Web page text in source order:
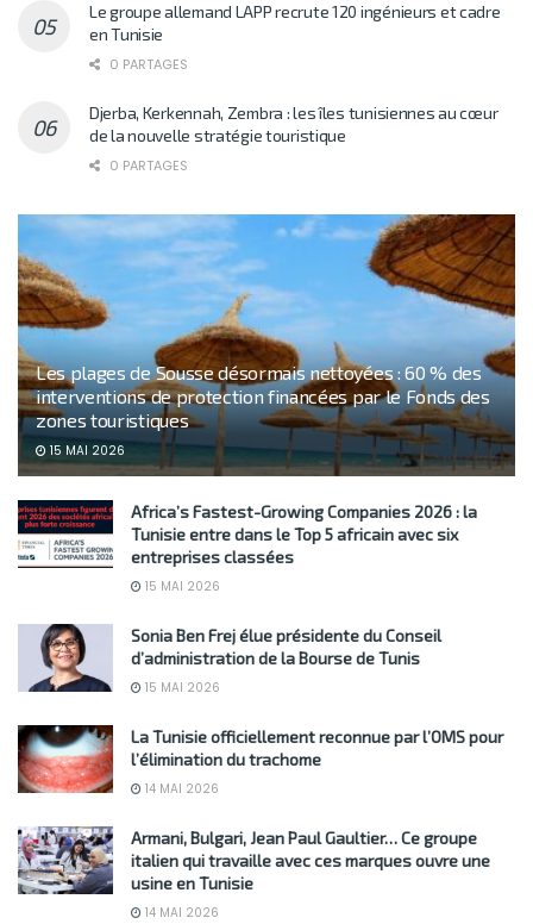
Le groupe allemand LAPP recrute 120 ingénieurs et cadre
en Tunisie
0 PARTAGES
Djerba, Kerkennah, Zembra : les îles tunisiennes au cœur
de la nouvelle stratégie touristique
0 PARTAGES
Les plages de Sousse désormais nettoyées : 60 % des
interventions de protection financées par le Fonds des
zones touristiques
15 MAI 2026
Africa’s Fastest-Growing Companies 2026 : la
Tunisie entre dans le Top 5 africain avec six
entreprises classées
15 MAI 2026
Sonia Ben Frej élue présidente du Conseil
d’administration de la Bourse de Tunis
15 MAI 2026
La Tunisie officiellement reconnue par l’OMS pour
l’élimination du trachome
14 MAI 2026
Armani, Bulgari, Jean Paul Gaultier… Ce groupe
italien qui travaille avec ces marques ouvre une
usine en Tunisie
14 MAI 2026